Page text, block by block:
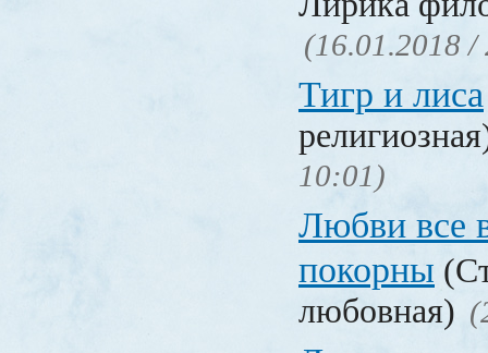
(16.01.2018 /
Тигр и лиса
10:01)
Любви все
покорны
любовная)